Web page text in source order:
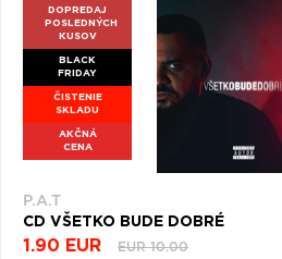
DOPREDAJ
POSLEDNÝCH
KUSOV
BLACK
FRIDAY
ČISTENIE
SKLADU
AKČNÁ
CENA
P.A.T
CD VŠETKO BUDE DOBRÉ
1.90 EUR EUR 10.00